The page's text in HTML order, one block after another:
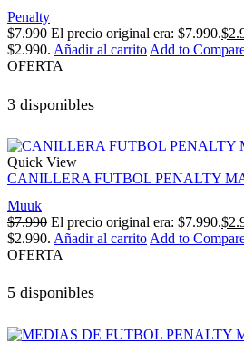
Penalty
$7.990 El precio original era: $7.990.$
$2.990. Añadir al carrito Add to
OFERTA
3 disponibles
Quick View
CANILLERA FUTBOL PENALTY
Muuk
$7.990 El precio original era: $7.990.$
$2.990. Añadir al carrito Add to
OFERTA
5 disponibles